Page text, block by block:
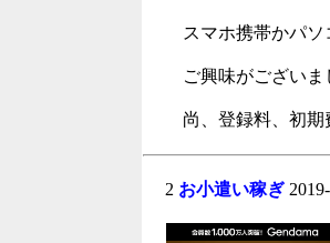
スマホ携帯かパソ
ご興味がございま
尚、登録料、初期
2 お小遣い稼ぎ